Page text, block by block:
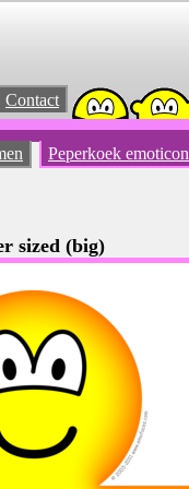
Contact
Peperkoek emoticon
sized (big)